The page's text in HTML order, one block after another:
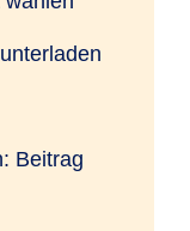
zuraktuellen
Index.
Beitrag